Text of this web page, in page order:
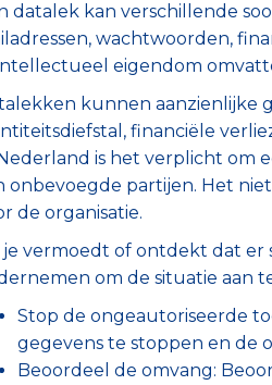
datalek kan verschillende
wachtwoorden,
eigendom
kunnen aanzienlijke
financiële
is het verplicht om
onbevoegde partijen. Het
de organisatie.
je vermoedt of ontdekt dat er
om de situatie aan
Stop de ongeautoriseerde
gegevens te stoppen en de
Beoordeel de omvang: